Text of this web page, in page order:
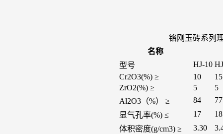
铬刚玉砖系列
名称
型号
HJ-10
Cr2O3(%) ≥
10 15
ZrO2(%) ≥
5 5
Al2O3（%） ≥
84 77
显气孔率(%) ≤
17 18
体积密度(g/cm3) ≥
3.30